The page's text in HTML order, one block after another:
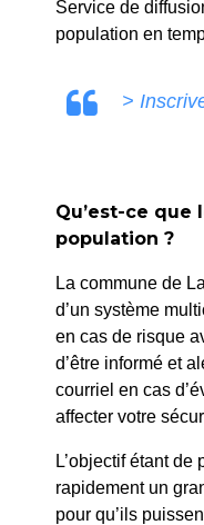
29/26 –
31/26 –
APPLICABLES AU
Service de
population en
>
Qu’est-ce que
population ?
La commune de
d’un système
en cas de risque
d’être informé et
courriel en cas
affecter votre
L’objectif étant de
rapidement un
pour qu’ils